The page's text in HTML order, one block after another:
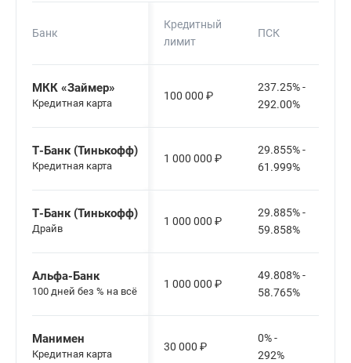
Банк
Кредитный
лимит
ПСК
МКК «Займер»
Кредитная карта
100 000 ₽
237.25% -
292.00%
Т-Банк (Тинькофф)
Кредитная карта
1 000 000 ₽
29.855% -
61.999%
Т-Банк (Тинькофф)
Драйв
1 000 000 ₽
29.885% -
59.858%
Альфа-Банк
100 дней без % на всё
1 000 000 ₽
49.808% -
58.765%
Манимен
Кредитная карта
30 000 ₽
0% -
292%